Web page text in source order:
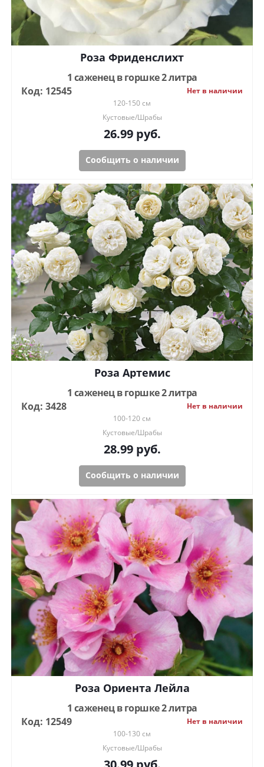
Роза Фриденслихт
1 саженец в горшке 2 литра
Код: 12545
Нет в наличии
120-150 см
Кустовые/Шрабы
26.99руб.
Сообщить о наличии
Роза Артемис
1 саженец в горшке 2 литра
Код: 3428
Нет в наличии
100-120 см
Кустовые/Шрабы
28.99руб.
Сообщить о наличии
Роза Ориента Лейла
1 саженец в горшке 2 литра
Код: 12549
Нет в наличии
100-130 см
Кустовые/Шрабы